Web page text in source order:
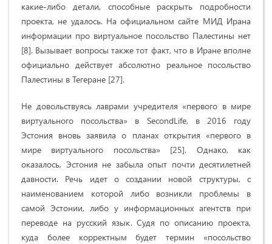
какие-либо детали, способные раскрыть подробности
проекта, не удалось. На официальном сайте МИД Ирана
информации про виртуальное посольство Палестины нет
[8]. Вызывает вопросы также тот факт, что в Иране вполне
официально действует абсолютно реальное посольство
Палестины в Тегеране [27].
Не довольствуясь лаврами учредителя «первого в мире
виртуального посольства» в SecondLife, в 2016 году
Эстония вновь заявила о планах открытия «первого в
мире виртуального посольства» [25]. Однако, как
оказалось, Эстония не забыла опыт почти десятилетней
давности. Речь идет о создании новой структуры, с
наименованием которой либо возникли проблемы в
самой Эстонии, либо у информационных агентств при
переводе на русский язык. Судя по описанию проекта,
куда более корректным будет термин «посольство